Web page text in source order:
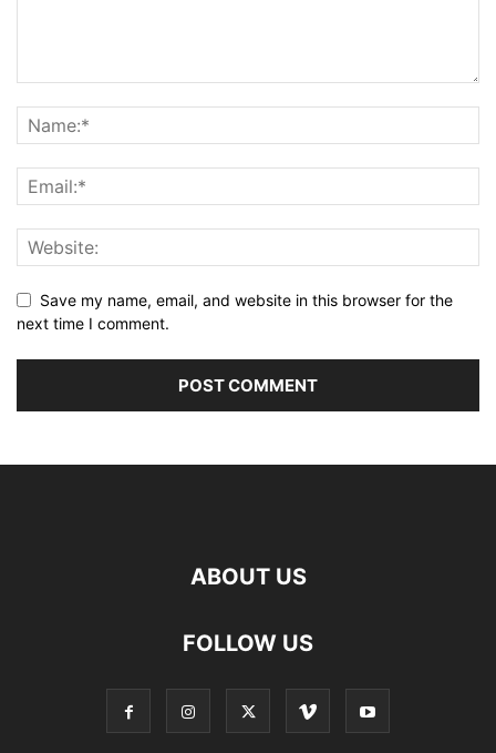
Save my name, email, and website in this browser for the
next time I comment.
ABOUT US
FOLLOW US